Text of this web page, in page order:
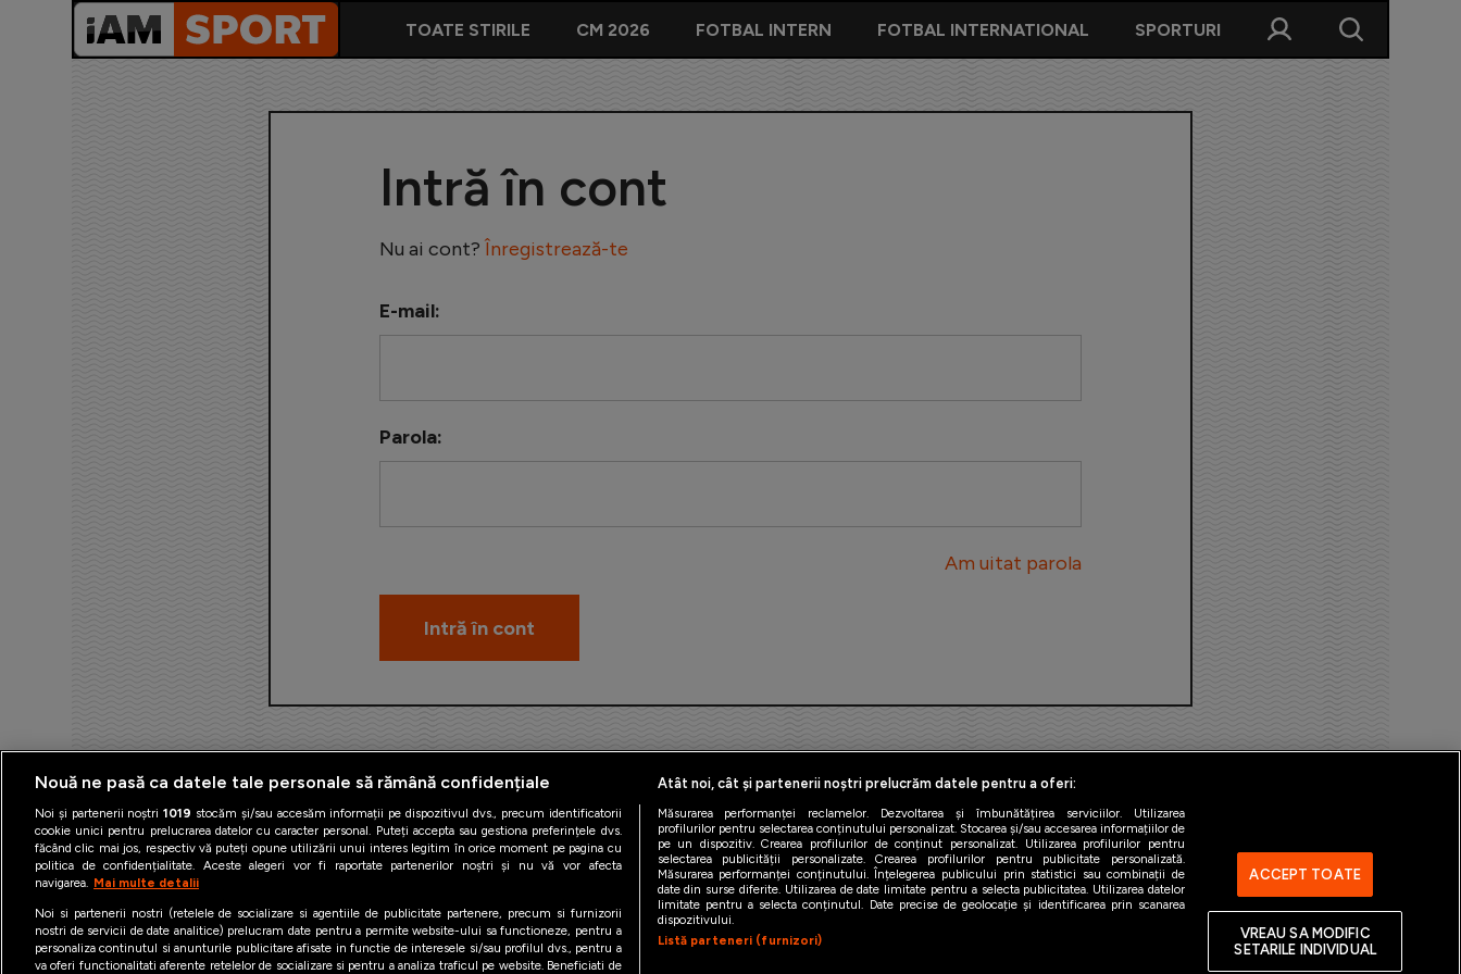
TOATE STIRILE CM 2026 FOTBAL INTERN FOTBAL INTERNATIONAL SPORTURI
Intră în cont
Nu ai cont? Înregistrează-te
E-mail:
Parola:
Am uitat parola
iAMsport.ro © 2026
Politica de utilizare Cookies Cine suntem Contact Gestionați preferințele
Nouă ne pasă ca datele tale personale să rămână confidențiale
Noi și partenerii noștri1019 stocăm și/sau accesăm informații pe dispozitivul dvs., precum identificatorii
cookie unici pentru prelucrarea datelor cu caracter personal. Puteți accepta sau gestiona preferințele dvs.
făcând clic mai jos, respectiv vă puteți opune utilizării unui interes legitim în orice moment pe pagina cu
politica de confidențialitate. Aceste alegeri vor fi raportate partenerilor noștri și nu vă vor afecta
navigarea. Mai multe detalii
Noi si partenerii nostri (retelele de socializare si agentiile de publicitate partenere, precum si furnizorii
nostri de servicii de date analitice) prelucram date pentru a permite website-ului sa functioneze, pentru a
personaliza continutul si anunturile publicitare afisate in functie de interesele si/sau profilul dvs., pentru a
va oferi functionalitati aferente retelelor de socializare si pentru a analiza traficul pe website. Beneficiati de
Atât noi, cât și partenerii noștri prelucrăm datele pentru a oferi:
Măsurarea performanței reclamelor. Dezvoltarea și îmbunătățirea serviciilor. Utilizarea
profilurilor pentru selectarea conținutului personalizat. Stocarea și/sau accesarea informațiilor de
pe un dispozitiv. Crearea profilurilor de conținut personalizat. Utilizarea profilurilor pentru
selectarea publicității personalizate. Crearea profilurilor pentru publicitate personalizată.
Măsurarea performanței conținutului. Înțelegerea publicului prin statistici sau combinații de
date din surse diferite. Utilizarea de date limitate pentru a selecta publicitatea. Utilizarea datelor
limitate pentru a selecta conținutul. Date precise de geolocație și identificarea prin scanarea
dispozitivului.
Listă parteneri (furnizori)
ACCEPT TOATE
VREAU SA MODIFIC
SETARILE INDIVIDUAL